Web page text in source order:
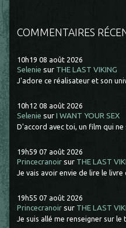
COMMENTAIRES
10h19 08 août 2026
Selenie sur THE LAST VIKING
J'adore ce réalisateur et son
10h12 08 août 2026
Selenie surI WANT YOUR SEX
D'accord avec toi, un film qui ne
19h59 07 août 2026
Princecranoir sur THE LAST
Je vais avoir envie de lire le livre
19h55 07 août 2026
Princecranoir sur THE LAST
Je suis allé me renseigner sur le